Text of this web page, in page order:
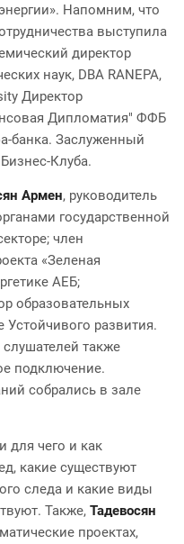
Напомним, что
выступила
директор
наук, DBA RANEPA,
Директор
Дипломатия" ФФБ
банка. Заслуженный
Клуба.
Армен, руководитель
государственной
член
«Зеленая
АЕБ;
образовательных
развития.
также
подключение.
собрались в зале
для чего и как
какие существуют
следа и какие виды
Также, Тадевосян
проектах,